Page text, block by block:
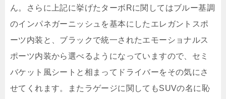
ん。さらに上記に挙げたターボRに関してはブルー基調
のインパネガーニッシュを基本にしたエレガントスポ
ーツ内装と、ブラックで統一されたエモーショナルス
ポーツ内装から選べるようになっていますので、セミ
バケット風シートと相まってドライバーをその気にさ
せてくれます。またラゲージに関してもSUVの名に恥